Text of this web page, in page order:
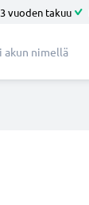
3 vuoden takuu